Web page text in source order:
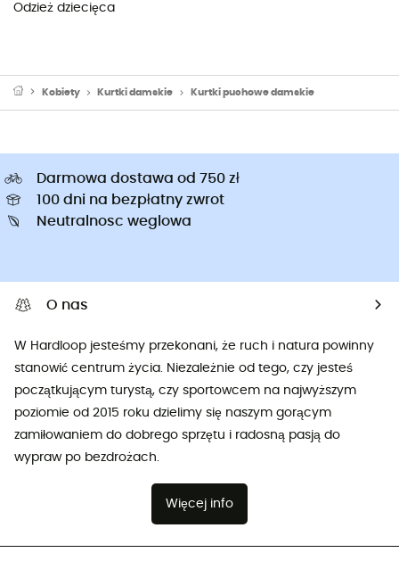
Odzież dziecięca
Kobiety Kurtki damskie Kurtki puchowe damskie
Darmowa dostawa od 750 zł
100 dni na bezpłatny zwrot
Neutralnosc weglowa
O nas
W Hardloop jesteśmy przekonani, że ruch i natura powinny
stanowić centrum życia. Niezależnie od tego, czy jesteś
początkującym turystą, czy sportowcem na najwyższym
poziomie od 2015 roku dzielimy się naszym gorącym
zamiłowaniem do dobrego sprzętu i radosną pasją do
wypraw po bezdrożach.
Więcej info